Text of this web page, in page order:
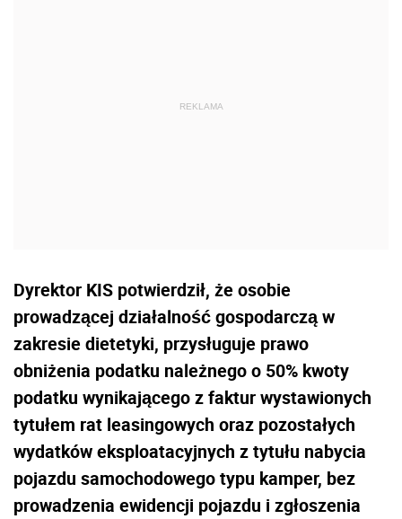
Dyrektor KIS potwierdził, że osobie
prowadzącej działalność gospodarczą w
zakresie dietetyki, przysługuje prawo
obniżenia podatku należnego o 50% kwoty
podatku wynikającego z faktur wystawionych
tytułem rat leasingowych oraz pozostałych
wydatków eksploatacyjnych z tytułu nabycia
pojazdu samochodowego typu kamper, bez
prowadzenia ewidencji pojazdu i zgłoszenia